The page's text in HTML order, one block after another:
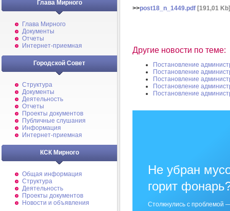
Глава Мирного
Глава Мирного
Документы
Отчеты
Интернет-приемная
Городской Совет
Структура
Документы
Деятельность
Отчеты
Проекты документов
Публичные слушания
Информация
Интернет-приемная
КСК Мирного
Общая информация
Структура
Деятельность
Проекты документов
Новости и объявления
>>post18_n_1449.pdf [191,01 Kb]
Другие новости по теме:
Постановление
Постановление
Постановление
Постановление
Постановление
Не убран
горит
Столкнулись с проблемой